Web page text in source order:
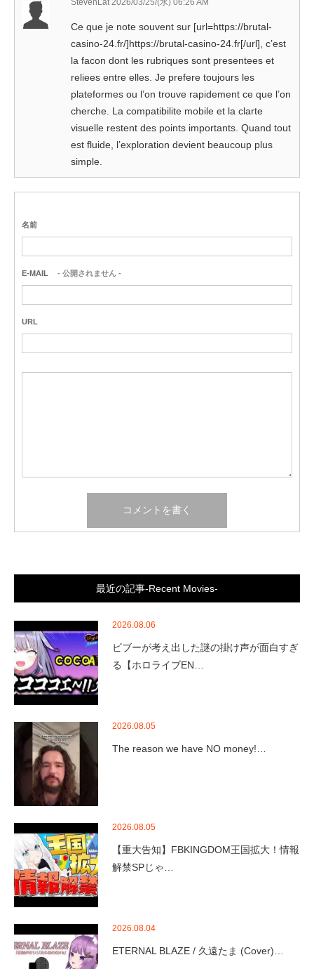
StevenLat2026/03/25/(水) 06:26 AM
Ce que je note souvent sur [url=https://brutal-
casino-24.fr/]https://brutal-casino-24.fr[/url], c’est
la facon dont les rubriques sont presentees et
reliees entre elles. Je prefere toujours les
plateformes ou l’on trouve rapidement ce que l’on
cherche. La compatibilite mobile et la clarte
visuelle restent des points importants. Quand tout
est fluide, l’exploration devient beaucoup plus
simple.
名前
E-MAIL - 公開されません -
URL
最近の記事-Recent Movies-
2026.08.06
ビブーが考え出した謎の掛け声が面白すぎ
る【ホロライブEN…
2026.08.05
The reason we have NO money!…
2026.08.05
【重大告知】FBKINGDOM王国拡大！情報
解禁SPじゃ…
2026.08.04
ETERNAL BLAZE / 久遠たま (Cover)…